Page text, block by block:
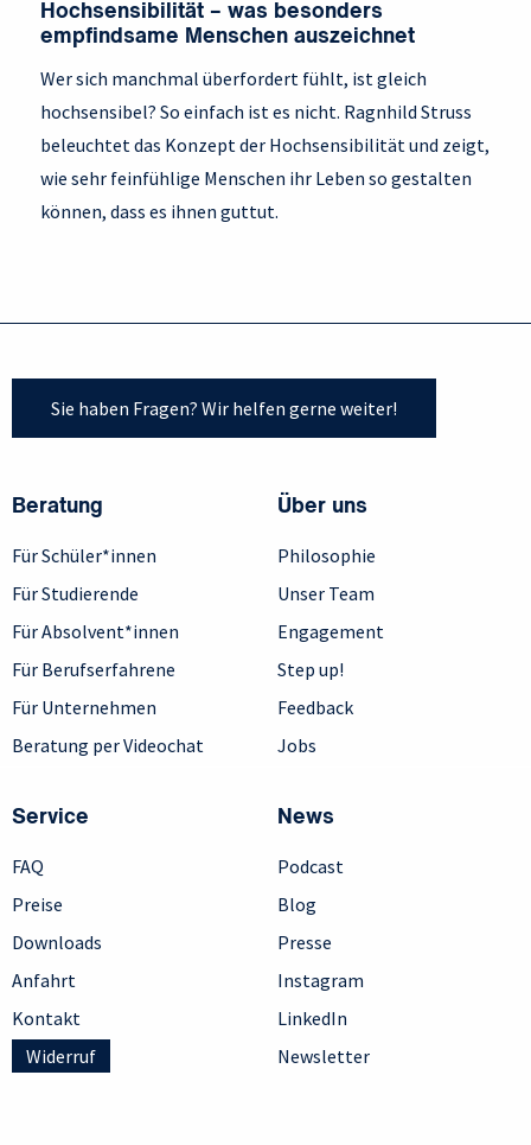
Hochsensibilität – was besonders
empfindsame Menschen auszeichnet
Wer sich manchmal überfordert fühlt, ist gleich
hochsensibel? So einfach ist es nicht. Ragnhild Struss
beleuchtet das Konzept der Hochsensibilität und zeigt,
wie sehr feinfühlige Menschen ihr Leben so gestalten
können, dass es ihnen guttut.
Sie haben Fragen? Wir helfen gerne weiter!
Beratung
Für Schüler*innen
Für Studierende
Für Absolvent*innen
Für Berufserfahrene
Für Unternehmen
Beratung per Videochat
Über uns
Philosophie
Unser Team
Engagement
Step up!
Feedback
Jobs
Service
FAQ
Preise
Downloads
Anfahrt
Kontakt
Widerruf
News
Podcast
Blog
Presse
Instagram
LinkedIn
Newsletter